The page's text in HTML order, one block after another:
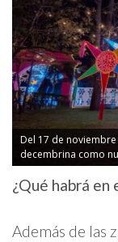
Del 17 de
decembrina como
¿Qué habrá
Además de las